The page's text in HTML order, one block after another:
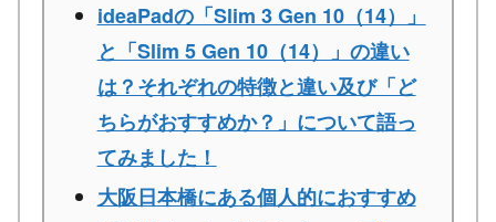
ideaPadの「Slim 3 Gen 10（14）」
と「Slim 5 Gen 10（14）」の違い
は？それぞれの特徴と違い及び「ど
ちらがおすすめか？」について語っ
てみました！
大阪日本橋にある個人的におすすめ